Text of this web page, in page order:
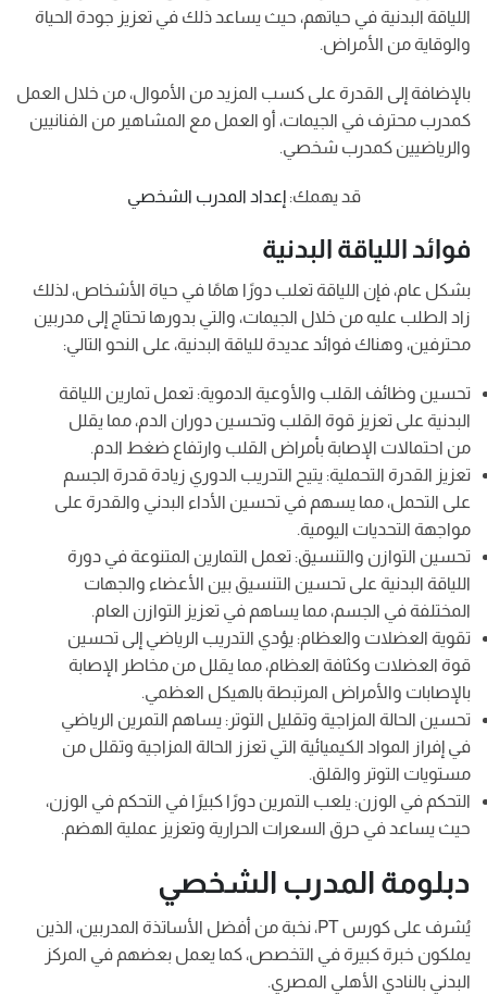
اللياقة البدنية في حياتهم، حيث يساعد ذلك في تعزيز جودة الحياة
والوقاية من الأمراض.
بالإضافة إلى القدرة على كسب المزيد من الأموال، من خلال العمل
كمدرب محترف في الجيمات، أو العمل مع المشاهير من الفنانيين
والرياضيين كمدرب شخصي.
قد يهمك:إعداد المدرب الشخصي
فوائد اللياقة البدنية
بشكل عام، فإن اللياقة تعلب دورًا هامًا في حياة الأشخاص، لذلك
زاد الطلب عليه من خلال الجيمات، والتي بدورها تحتاج إلى مدربين
محترفين، وهناك فوائد عديدة للياقة البدنية، على النحو التالي:
تحسين وظائف القلب والأوعية الدموية: تعمل تمارين اللياقة
البدنية على تعزيز قوة القلب وتحسين دوران الدم، مما يقلل
من احتمالات الإصابة بأمراض القلب وارتفاع ضغط الدم.
تعزيز القدرة التحملية: يتيح التدريب الدوري زيادة قدرة الجسم
على التحمل، مما يسهم في تحسين الأداء البدني والقدرة على
مواجهة التحديات اليومية.
تحسين التوازن والتنسيق: تعمل التمارين المتنوعة في دورة
اللياقة البدنية على تحسين التنسيق بين الأعضاء والجهات
المختلفة في الجسم، مما يساهم في تعزيز التوازن العام.
تقوية العضلات والعظام: يؤدي التدريب الرياضي إلى تحسين
قوة العضلات وكثافة العظام، مما يقلل من مخاطر الإصابة
بالإصابات والأمراض المرتبطة بالهيكل العظمي.
تحسين الحالة المزاجية وتقليل التوتر: يساهم التمرين الرياضي
في إفراز المواد الكيميائية التي تعزز الحالة المزاجية وتقلل من
مستويات التوتر والقلق.
التحكم في الوزن: يلعب التمرين دورًا كبيرًا في التحكم في الوزن،
حيث يساعد في حرق السعرات الحرارية وتعزيز عملية الهضم.
دبلومة المدرب الشخصي
يُشرف على كورس PT، نخبة من أفضل الأساتذة المدربين، الذين
يملكون خبرة كبيرة في التخصص، كما يعمل بعضهم في المركز
البدني بالنادي الأهلي المصري.